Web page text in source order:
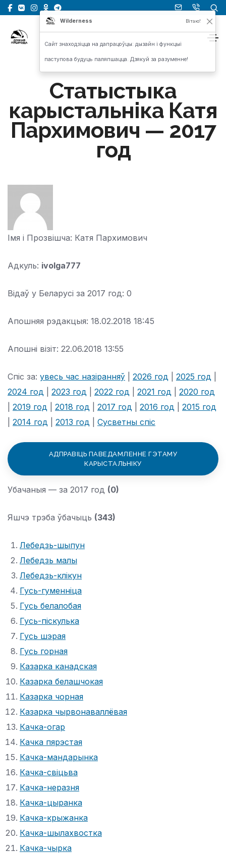
Статыстыка
карыстальніка Катя
Пархимович — 2017
год
Імя і Прозвішча: Катя Пархимович
Адкуль: ivolga777
Відаў у Беларусі за 2017 год: 0
Апошняя рэдакцыя: 18.02.2018 18:45
Апошні візіт: 22.06.2018 13:55
Спіс за: увесь час назіранняў 2026 год 2025 год
2024 год
2023 год 2022 год 2021 год
2020 год
2019 год 2018 год 2017 год 2016 год
2015 год
2014 год 2013 год Сусветны спіс
АДПРАВІЦЬ ПАВЕДАМЛЕННЕ ГЭТАМУ
КАРЫСТАЛЬНІКУ
Убачаныя — за 2017 год (0)
Яшчэ трэба ўбачыць (343)
Лебедзь-шыпун
Лебедзь малы
Лебедзь-клікун
Гусь-гуменніца
Гусь белалобая
Гусь-піскулька
Гусь шэрая
Гусь горная
Казарка канадская
Казарка белашчокая
Казарка чорная
Казарка чырвонаваллёвая
Качка-огар
Качка пярэстая
Качка-мандарынка
Качка-свіцьва
Качка-неразня
Качка-цыранка
Качка-крыжанка
Качка-шылахвостка
Качка-чырка
Wilderness Вітаю!
Сайт знаходзіцца на дапрацоўцы: дызайн і функцыі
паступова будуць паляпшацца. Дзякуй за разуменне!